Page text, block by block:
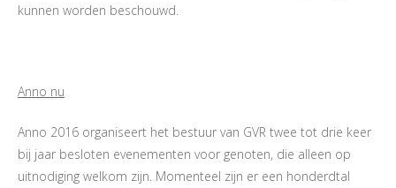
kunnen worden beschouwd.
Anno nu
Anno 2016 organiseert het bestuur van GVR twee tot drie keer
bij jaar besloten evenementen voor genoten, die alleen op
uitnodiging welkom zijn. Momenteel zijn er een honderdtal